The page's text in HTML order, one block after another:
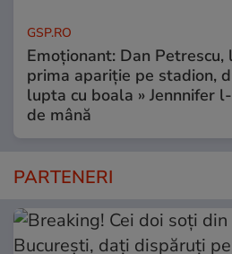
GSP.RO
Emoționant: Dan Petrescu,
prima apariție pe stadion,
lupta cu boala » Jennnifer
de mână
PARTENERI